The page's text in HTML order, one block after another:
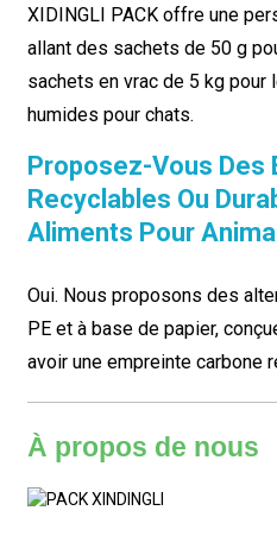
XIDINGLI PACK offre une
allant des sachets de 50 g
sachets en vrac de 5 kg
humides pour chats.
Proposez-Vous Des
Recyclables Ou
Aliments Pour
Oui. Nous proposons des
PE et à base de papier,
avoir une empreinte carbone
À propos de nous